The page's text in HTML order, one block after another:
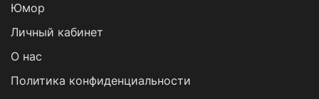
Юмор
Личный кабинет
О нас
Политика конфиденциальности